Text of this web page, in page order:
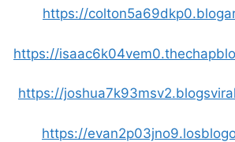
https://
https://
https://
https://